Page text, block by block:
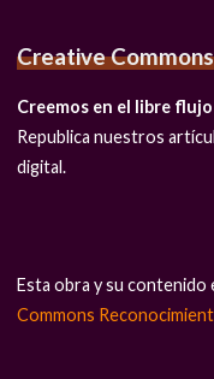
Creative Commons
Creemos en el libre
Republica nuestros
digital.
Esta obra y su contenido
Commons